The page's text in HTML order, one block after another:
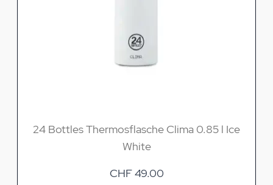
24 Bottles Thermosflasche Clima 0.85 l Ice
White
CHF 49.00